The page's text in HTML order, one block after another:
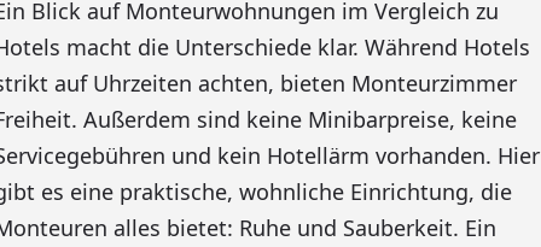
Blick auf Monteurwohnungen im Vergleich zu
macht die Unterschiede klar. Während Hotels
auf Uhrzeiten achten, bieten Monteurzimmer
Außerdem sind keine Minibarpreise, keine
und kein Hotellärm vorhanden. Hier
es eine praktische, wohnliche Einrichtung, die
alles bietet: Ruhe und Sauberkeit. Ein